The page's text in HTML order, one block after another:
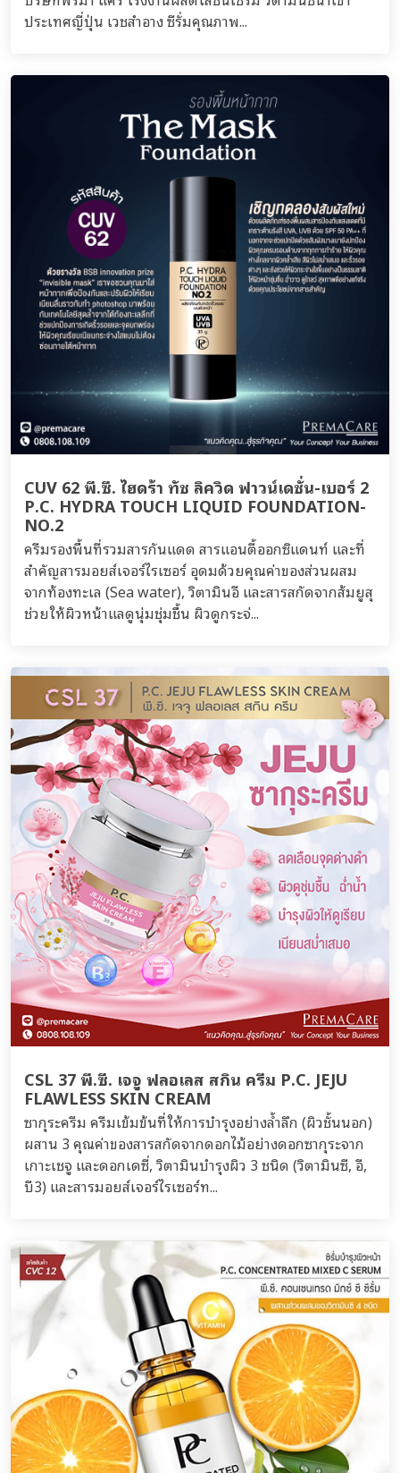
ประเทศญี่ปุ่น เวชสำอาง ซีรั่มคุณภาพ...
CUV 62 พี.ซี. ไฮดร้า ทัช ลิควิด ฟาวน์เดชั่น-เบอร์ 2
P.C. HYDRA TOUCH LIQUID FOUNDATION-
NO.2
ครีมรองพื้นที่รวมสารกันแดด สารแอนตี้ออกซิแดนท์ และที่
สำคัญสารมอยส์เจอร์ไรเซอร์ อุดมด้วยคุณค่าของส่วนผสม
จากท้องทะเล (Sea water), วิตามินอี และสารสกัดจากส้มยูสุ
ช่วยให้ผิวหน้าแลดูนุ่มชุ่มชื้น ผิวดูกระจ่...
CSL 37 พี.ซี. เจจู ฟลอเลส สกิน ครีม P.C. JEJU
FLAWLESS SKIN CREAM
ซากุระครีม ครีมเข้มข้นที่ให้การบำรุงอย่างล้ำลึก (ผิวชั้นนอก)
ผสาน 3 คุณค่าของสารสกัดจากดอกไม้อย่างดอกซากุระจาก
เกาะเชจู และดอกเดซี่, วิตามินบำรุงผิว 3 ชนิด (วิตามินซี, อี,
บี3) และสารมอยส์เจอร์ไรเซอร์ท...